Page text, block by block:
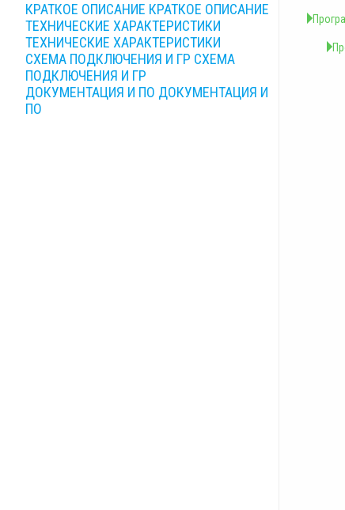
КРАТКОЕ ОПИСАНИЕ КРАТКОЕ ОПИСАНИЕ
ТЕХНИЧЕСКИЕ ХАРАКТЕРИСТИКИ
ТЕХНИЧЕСКИЕ ХАРАКТЕРИСТИКИ
СХЕМА ПОДКЛЮЧЕНИЯ И ГР СХЕМА
ПОДКЛЮЧЕНИЯ И ГР
ДОКУМЕНТАЦИЯ И ПО ДОКУМЕНТАЦИЯ И
ПО